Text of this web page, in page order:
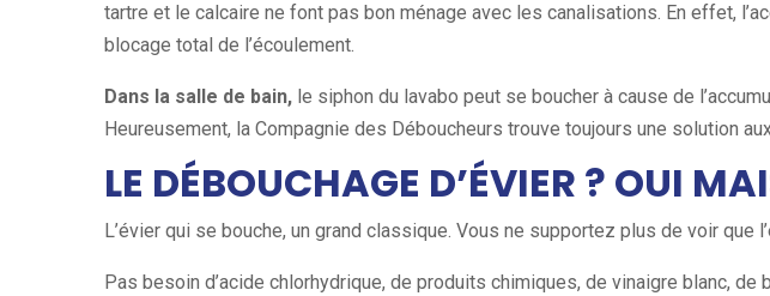
tartre et le calcaire ne font pas bon ménage avec les canalisations. En effet,
blocage total de l’écoulement.
Dans la salle de bain, le siphon du lavabo peut se boucher à cause de
Heureusement, la Compagnie des Déboucheurs trouve toujours une solution
LE DÉBOUCHAGE D’ÉVIER ? OUI
L’évier qui se bouche, un grand classique. Vous ne supportez plus de voir que
Pas besoin d’acide chlorhydrique, de produits chimiques, de vinaigre blanc,